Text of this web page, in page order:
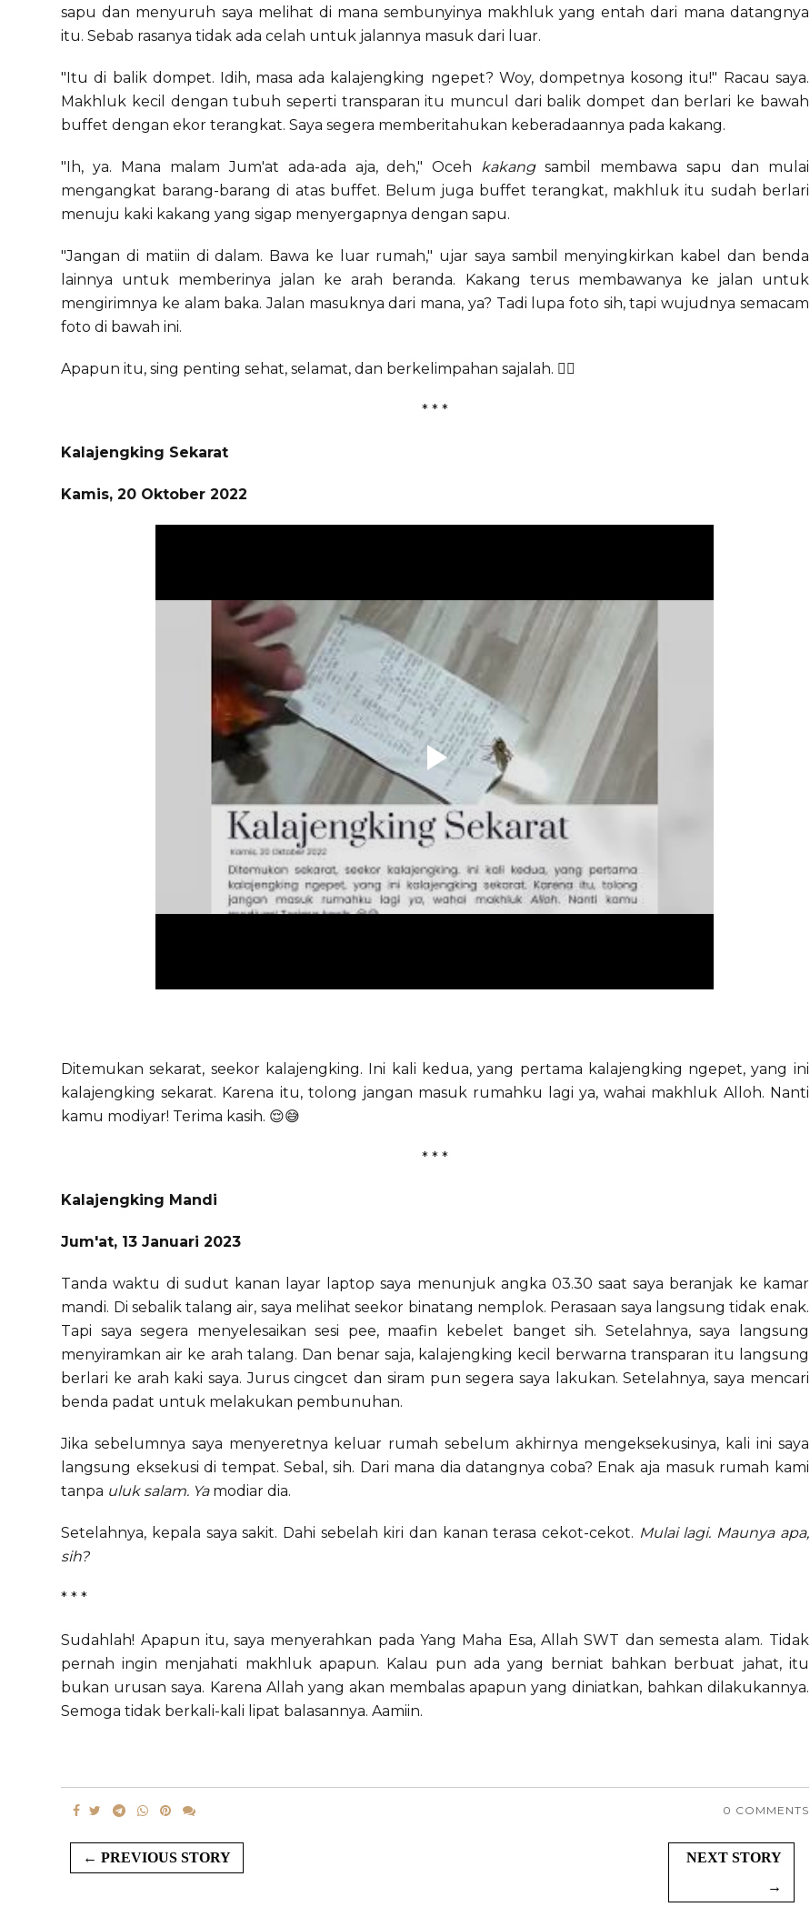
sapu dan menyuruh saya melihat di mana sembunyinya makhluk yang entah dari mana datangnya
itu. Sebab rasanya tidak ada celah untuk jalannya masuk dari luar.
"Itu di balik dompet. Idih, masa ada kalajengking ngepet? Woy, dompetnya kosong itu!" Racau saya.
Makhluk kecil dengan tubuh seperti transparan itu muncul dari balik dompet dan berlari ke bawah
buffet dengan ekor terangkat. Saya segera memberitahukan keberadaannya pada kakang.
"Ih, ya. Mana malam Jum'at ada-ada aja, deh," Oceh kakangsambil membawa sapu dan mulai
mengangkat barang-barang di atas buffet. Belum juga buffet terangkat, makhluk itu sudah berlari
menuju kaki kakang yang sigap menyergapnya dengan sapu.
"Jangan di matiin di dalam. Bawa ke luar rumah," ujar saya sambil menyingkirkan kabel dan benda
lainnya untuk memberinya jalan ke arah beranda. Kakang terus membawanya ke jalan untuk
mengirimnya ke alam baka. Jalan masuknya dari mana, ya? Tadi lupa foto sih, tapi wujudnya semacam
foto di bawah ini.
Apapun itu, sing penting sehat, selamat, dan berkelimpahan sajalah. 😮‍💨
* * *
Kalajengking Sekarat
Kamis, 20 Oktober 2022
Ditemukan sekarat, seekor kalajengking. Ini kali kedua, yang pertama kalajengking ngepet, yang ini
kalajengking sekarat. Karena itu, tolong jangan masuk rumahku lagi ya, wahai makhluk Alloh. Nanti
kamu modiyar! Terima kasih. 😌😅
* * *
Kalajengking Mandi
Jum'at, 13 Januari 2023
Tanda waktu di sudut kanan layar laptop saya menunjuk angka 03.30 saat saya beranjak ke kamar
mandi. Di sebalik talang air, saya melihat seekor binatang nemplok. Perasaan saya langsung tidak enak.
Tapi saya segera menyelesaikan sesi pee, maafin kebelet banget sih. Setelahnya, saya langsung
menyiramkan air ke arah talang. Dan benar saja, kalajengking kecil berwarna transparan itu langsung
berlari ke arah kaki saya. Jurus cingcet dan siram pun segera saya lakukan. Setelahnya, saya mencari
benda padat untuk melakukan pembunuhan.
Jika sebelumnya saya menyeretnya keluar rumah sebelum akhirnya mengeksekusinya, kali ini saya
langsung eksekusi di tempat. Sebal, sih. Dari mana dia datangnya coba? Enak aja masuk rumah kami
tanpa uluk salam. Ya modiar dia.
Setelahnya, kepala saya sakit. Dahi sebelah kiri dan kanan terasa cekot-cekot. Mulai lagi. Maunya apa,
sih?
* * *
Sudahlah! Apapun itu, saya menyerahkan pada Yang Maha Esa, Allah SWT dan semesta alam. Tidak
pernah ingin menjahati makhluk apapun. Kalau pun ada yang berniat bahkan berbuat jahat, itu
bukan urusan saya. Karena Allah yang akan membalas apapun yang diniatkan, bahkan dilakukannya.
Semoga tidak berkali-kali lipat balasannya. Aamiin.
0 COMMENTS
← PREVIOUS STORY
NEXT STORY
→